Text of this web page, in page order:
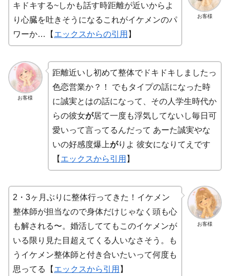
お客様
キドキする~しかも話す時距離が近いからよ
り心臓を吐きそうになるこれがイケメンのパ
ワーか…【 エックスからの引用 】
お客様
距離近いし初めて整体でドキドキしましたっ
色恋営業か？！ でもタイプの話になった時
に誠実とはの話になって、その人学生時代か
らの彼女が居て一度も浮気してないし毎日可
愛いって言ってるんだって あーた誠実やな
いの好感度爆上がりよ 彼女になりてえです
【 エックスから引用 】
お客様
2・3ヶ月ぶりに整体行ってきた！イケメン
整体師が担当なので身体だけじゃなく頭も心
も解される〜。婚活しててもこのイケメンが
いる限り見た目超えてくる人いなさそう。も
うイケメン整体師と付き合いたいって何度も
思ってる【 エックスから引用 】